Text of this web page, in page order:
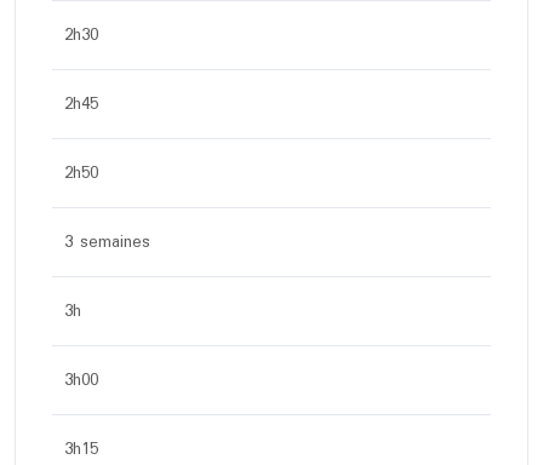
2h30
2h45
2h50
3 semaines
3h
3h00
3h15